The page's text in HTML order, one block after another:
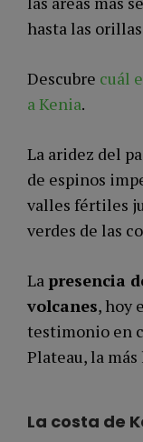
hasta las
Descubre cuál
a Kenia.
La aridez del
de espinos
valles fértiles
verdes de las
La presencia
volcanes, hoy
testimonio en
Plateau, la
La costa de